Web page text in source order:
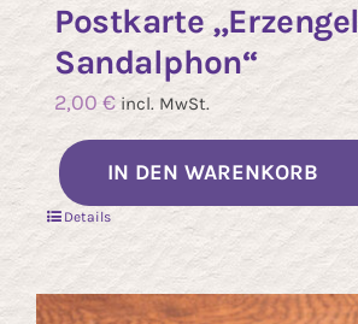
Postkarte „Erzengel
Sandalphon“
2,00 € incl. MwSt.
IN DEN WARENKORB
Details